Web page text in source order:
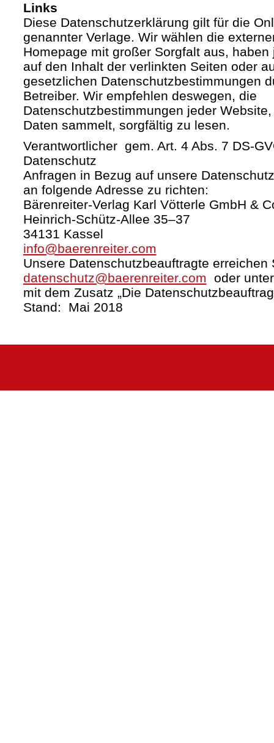
Links
Diese Datenschutzerklärung gilt für die
genannter Verlage. Wir wählen die
Homepage mit großer Sorgfalt aus,
auf den Inhalt der verlinkten Seiten oder
gesetzlichen Datenschutzbestimmungen
Betreiber. Wir empfehlen deswegen, die
Datenschutzbestimmungen jeder
Daten sammelt, sorgfältig zu lesen.
Verantwortlicher gem. Art. 4 Abs. 7 DS-
Datenschutz
Anfragen in Bezug auf unsere
an folgende Adresse zu richten:
Bärenreiter-Verlag Karl Vötterle GmbH &
Heinrich-Schütz-Allee 35–37
34131 Kassel
info@baerenreiter.com
Unsere Datenschutzbeauftragte erreichen
datenschutz@baerenreiter.com oder
mit dem Zusatz „Die
Stand: Mai 2018